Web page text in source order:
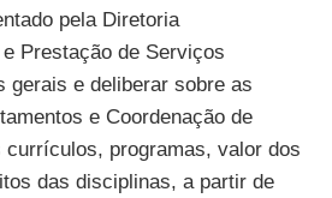
pela Diretoria
Prestação de Serviços
gerais e deliberar sobre as
e Coordenação de
programas, valor dos
das disciplinas, a partir de